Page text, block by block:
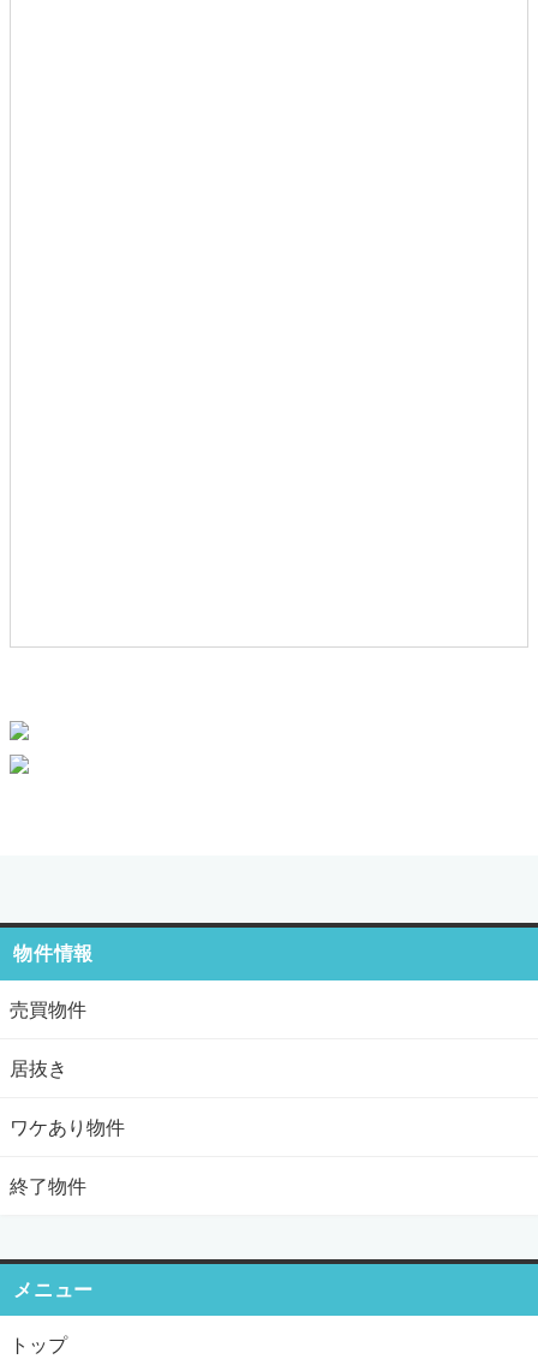
物件情報
売買物件
居抜き
ワケあり物件
終了物件
メニュー
トップ